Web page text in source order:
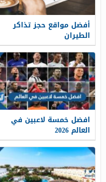
أفضل مواقع حجز تذاكر
الطيران
افضل خمسة لاعبين في
العالم 2026